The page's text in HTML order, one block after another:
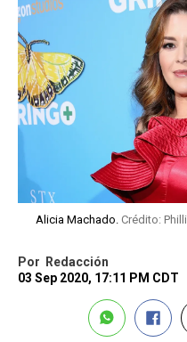
Alicia Machado. Crédito:
Por
Redacción
03 Sep 2020, 17:11 PM CDT